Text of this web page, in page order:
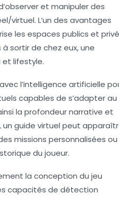
et manipuler des
virtuel. L’un des avantages
les espaces publics et
sortir de chez eux, une
et lifestyle.
l’intelligence artificielle
capables de s’adapter au
la profondeur narrative et
un guide virtuel peut
missions personnalisées ou
du joueur.
la conception du jeu
capacités de détection